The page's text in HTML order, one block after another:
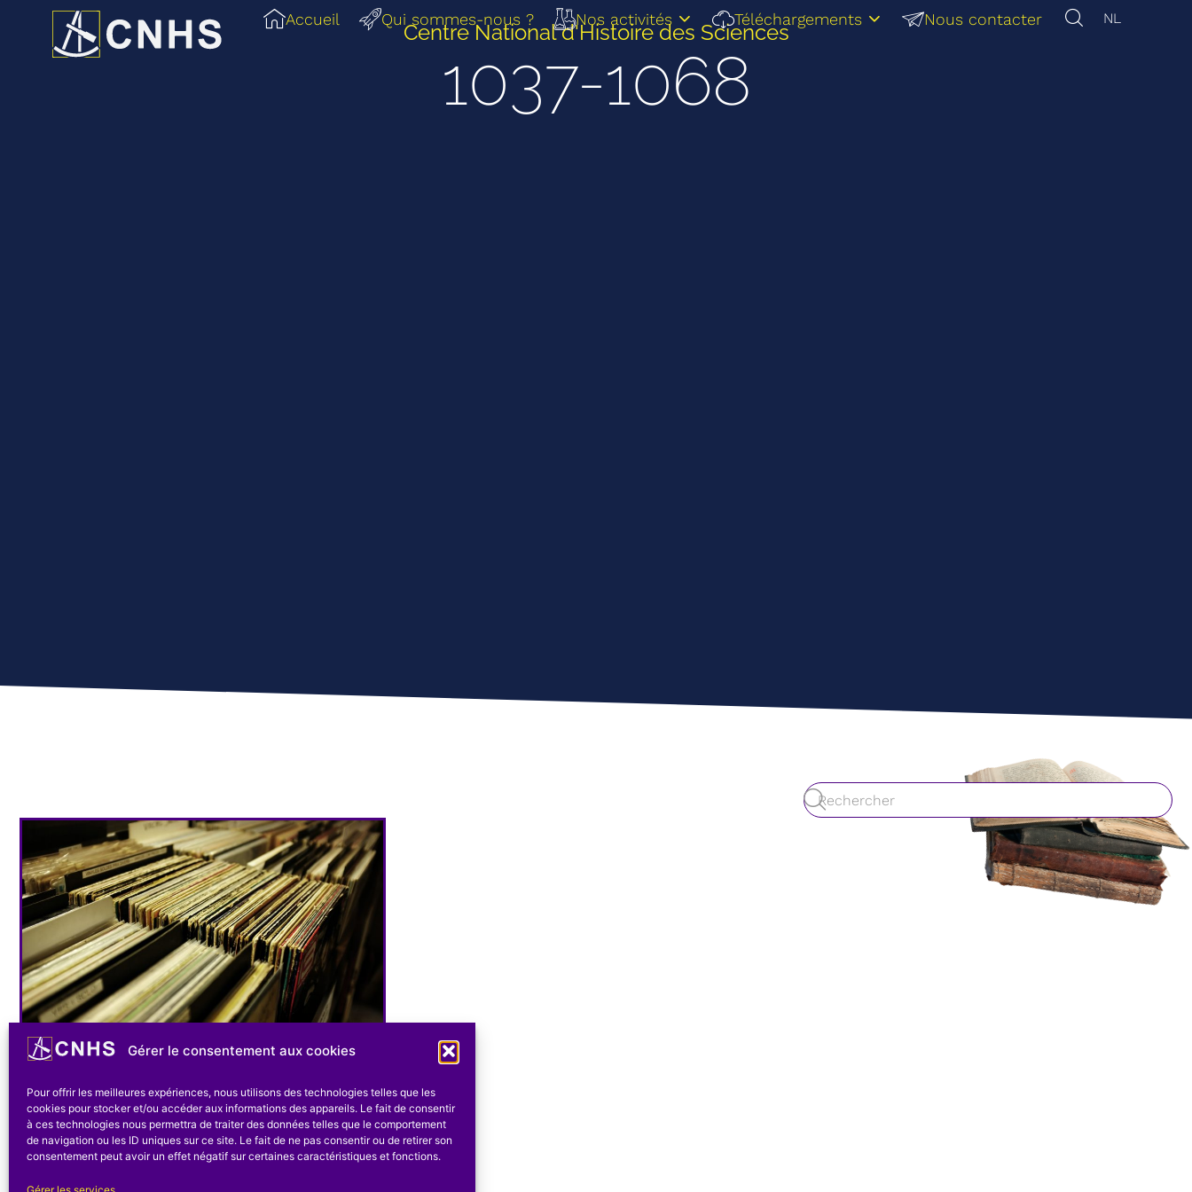
Gérer le consentement aux cookies
Pour offrir les meilleures expériences, nous utilisons des technologies telles que les
cookies pour stocker et/ou accéder aux informations des appareils. Le fait de consentir
à ces technologies nous permettra de traiter des données telles que le comportement
de navigation ou les ID uniques sur ce site. Le fait de ne pas consentir ou de retirer son
consentement peut avoir un effet négatif sur certaines caractéristiques et fonctions.
Accueil Qui sommes-nous ? Nos activités Téléchargements Nous contacter NL
Centre National d'Histoire des Sciences
1037-1068
Inventaires
Correspondance Henri
Michel A-H (1037-1068)
.1037 Correspondance Michel-Abel 1037.